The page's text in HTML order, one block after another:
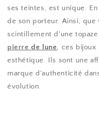
ses teintes, est unique.
de son porteur. Ainsi, que
scintillement d'une
pierre de lune, ces bijoux
esthétique. Ils sont une
marque d'authenticité
évolution.